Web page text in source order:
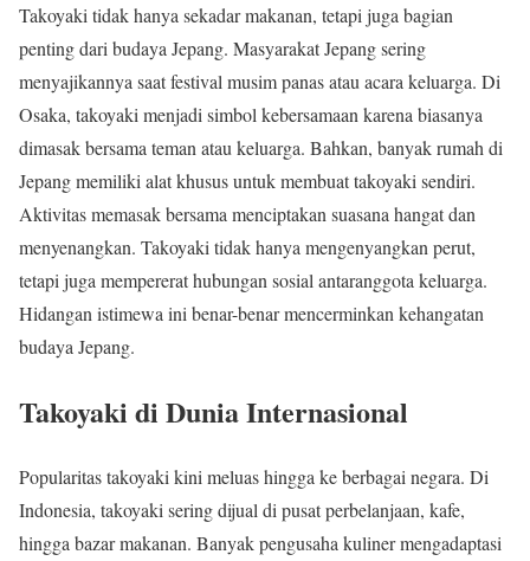
Takoyaki tidak hanya sekadar makanan, tetapi juga bagian
penting dari budaya Jepang. Masyarakat Jepang sering
menyajikannya saat festival musim panas atau acara keluarga. Di
Osaka, takoyaki menjadi simbol kebersamaan karena biasanya
dimasak bersama teman atau keluarga. Bahkan, banyak rumah di
Jepang memiliki alat khusus untuk membuat takoyaki sendiri.
Aktivitas memasak bersama menciptakan suasana hangat dan
menyenangkan. Takoyaki tidak hanya mengenyangkan perut,
tetapi juga mempererat hubungan sosial antaranggota keluarga.
Hidangan istimewa ini benar-benar mencerminkan kehangatan
budaya Jepang.
Takoyaki di Dunia Internasional
Popularitas takoyaki kini meluas hingga ke berbagai negara. Di
Indonesia, takoyaki sering dijual di pusat perbelanjaan, kafe,
hingga bazar makanan. Banyak pengusaha kuliner mengadaptasi